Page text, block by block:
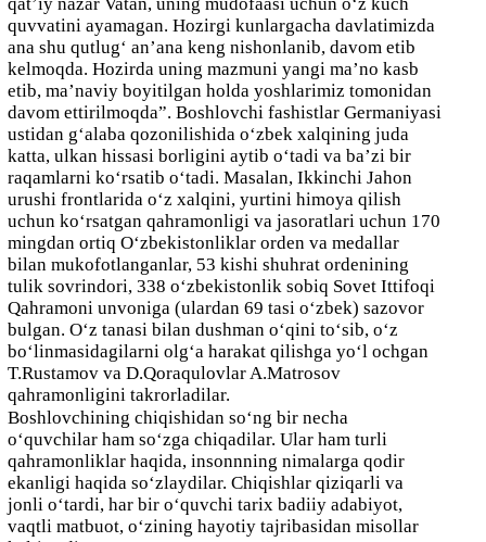
qat’iy nazar Vatan, uning mudofaasi uchun o‘z kuch
quvvatini ayamagan. Hozirgi kunlargacha davlatimizda
ana shu qutlug‘ an’ana keng nishonlanib, davom etib
kelmoqda. Hozirda uning mazmuni yangi ma’no kasb
etib, ma’naviy boyitilgan holda yoshlarimiz tomonidan
davom ettirilmoqda”. Boshlovchi fashistlar Germaniyasi
ustidan g‘alaba qozonilishida o‘zbek xalqining juda
katta, ulkan hissasi borligini aytib o‘tadi va ba’zi bir
raqamlarni ko‘rsatib o‘tadi. Masalan, Ikkinchi Jahon
urushi frontlarida o‘z xalqini, yurtini himoya qilish
uchun ko‘rsatgan qahramonligi va jasoratlari uchun 170
mingdan ortiq O‘zbekistonliklar orden va medallar
bilan mukofotlanganlar, 53 kishi shuhrat ordenining
tulik sovrindori, 338 o‘zbekistonlik sobiq Sovet Ittifoqi
Qahramoni unvoniga (ulardan 69 tasi o‘zbek) sazovor
bulgan. O‘z tanasi bilan dushman o‘qini to‘sib, o‘z
bo‘linmasidagilarni olg‘a harakat qilishga yo‘l ochgan
T.Rustamov va D.Qoraqulovlar A.Matrosov
qahramonligini takrorladilar.
Boshlovchining chiqishidan so‘ng bir necha
o‘quvchilar ham so‘zga chiqadilar. Ular ham turli
qahramonliklar haqida, insonnning nimalarga qodir
ekanligi haqida so‘zlaydilar. Chiqishlar qiziqarli va
jonli o‘tardi, har bir o‘quvchi tarix badiiy adabiyot,
vaqtli matbuot, o‘zining hayotiy tajribasidan misollar